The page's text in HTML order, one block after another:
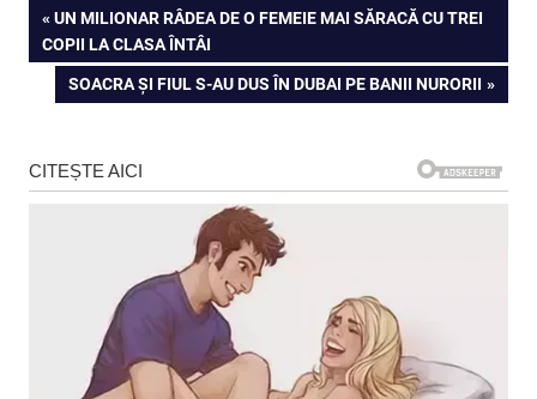
Navigare
în
articole
PREVIOUS
POST:
UN MILIONAR RÂDEA DE O FEMEIE MAI SĂRACĂ CU TREI
COPII LA CLASA ÎNTÂI
NEXT
POST:
SOACRA ȘI FIUL S-AU DUS ÎN DUBAI PE BANII NURORII